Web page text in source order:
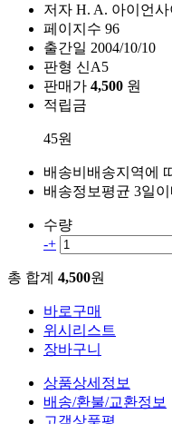
저자 H. A. 아이언사
페이지수 96
출간일 2004/10/10
판형 신A5
판매가 4,500 원
적립금
45원
배송비 배송지역에
배송정보평균 3일
수량
-+
총 합계 4,500원
바로구매
위시리스트
장바구니
상품상세정보
배송/환불/교환정보
고객상품평